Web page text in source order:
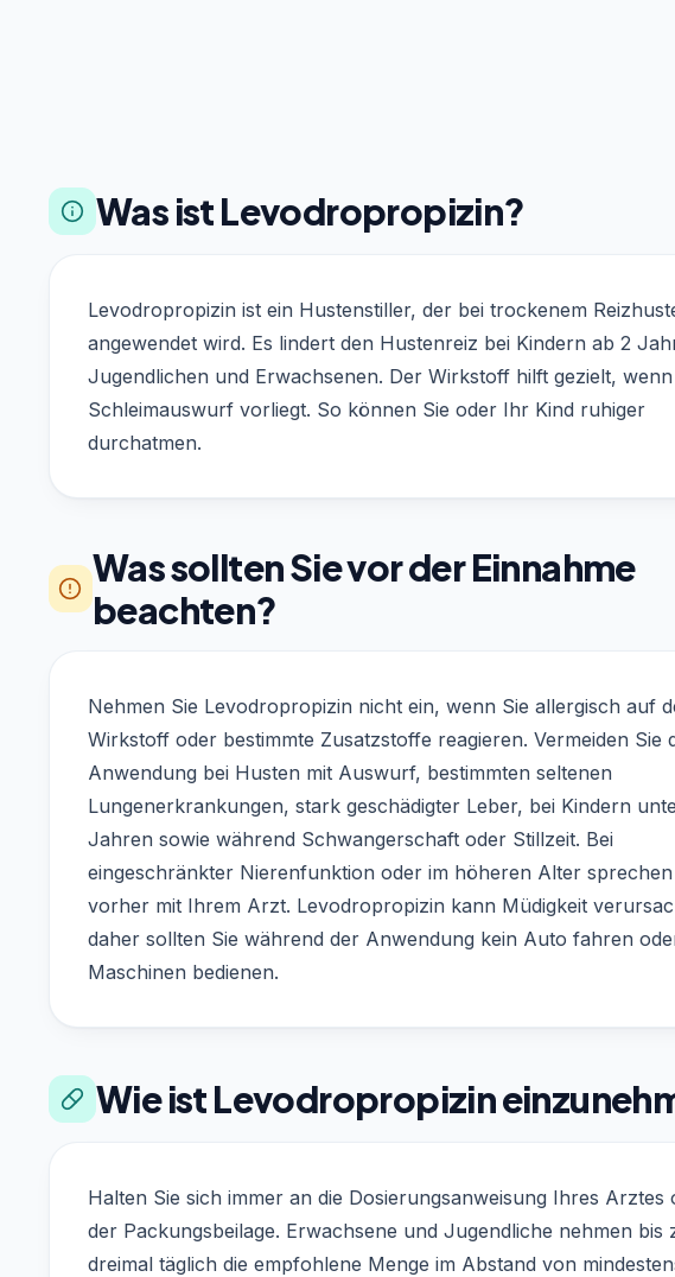
Was ist Levodropropizin?
Levodropropizin ist ein Hustenstiller, der bei trockenem
angewendet wird. Es lindert den Hustenreiz bei Kindern ab 2
Jugendlichen und Erwachsenen. Der Wirkstoff hilft gezielt,
Schleimauswurf vorliegt. So können Sie oder Ihr Kind ruhiger
durchatmen.
Was sollten Sie vor der Einnahme
beachten?
Nehmen Sie Levodropropizin nicht ein, wenn Sie allergisch auf
Wirkstoff oder bestimmte Zusatzstoffe reagieren. Vermeiden Sie
Anwendung bei Husten mit Auswurf, bestimmten seltenen
Lungenerkrankungen, stark geschädigter Leber, bei Kindern
Jahren sowie während Schwangerschaft oder Stillzeit. Bei
eingeschränkter Nierenfunktion oder im höheren Alter sprechen
vorher mit Ihrem Arzt. Levodropropizin kann Müdigkeit
daher sollten Sie während der Anwendung kein Auto fahren
Maschinen bedienen.
Wie ist Levodropropizin
Halten Sie sich immer an die Dosierungsanweisung Ihres Arztes
der Packungsbeilage. Erwachsene und Jugendliche nehmen bis
dreimal täglich die empfohlene Menge im Abstand von